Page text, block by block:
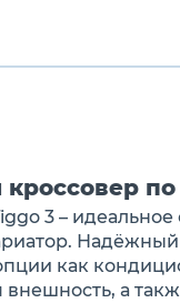
3 –
как
внешность, а